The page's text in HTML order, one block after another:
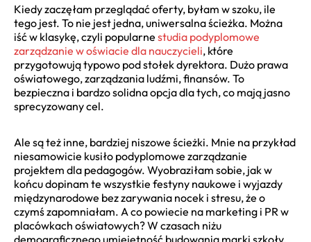
Kiedy zaczęłam przeglądać oferty, byłam w szoku, ile
tego jest. To nie jest jedna, uniwersalna ścieżka. Można
iść w klasykę, czyli popularne studia podyplomowe
zarządzanie w oświacie dla nauczycieli, które
przygotowują typowo pod stołek dyrektora. Dużo prawa
oświatowego, zarządzania ludźmi, finansów. To
bezpieczna i bardzo solidna opcja dla tych, co mają jasno
sprecyzowany cel.
Ale są też inne, bardziej niszowe ścieżki. Mnie na przykład
niesamowicie kusiło podyplomowe zarządzanie
projektem dla pedagogów. Wyobraziłam sobie, jak w
końcu dopinam te wszystkie festyny naukowe i wyjazdy
międzynarodowe bez zarywania nocek i stresu, że o
czymś zapomniałam. A co powiecie na marketing i PR w
placówkach oświatowych? W czasach niżu
demograficznego umiejętność budowania marki szkoły,